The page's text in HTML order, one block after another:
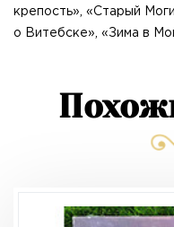
крепость», «Старый
о Витебске», «Зима в